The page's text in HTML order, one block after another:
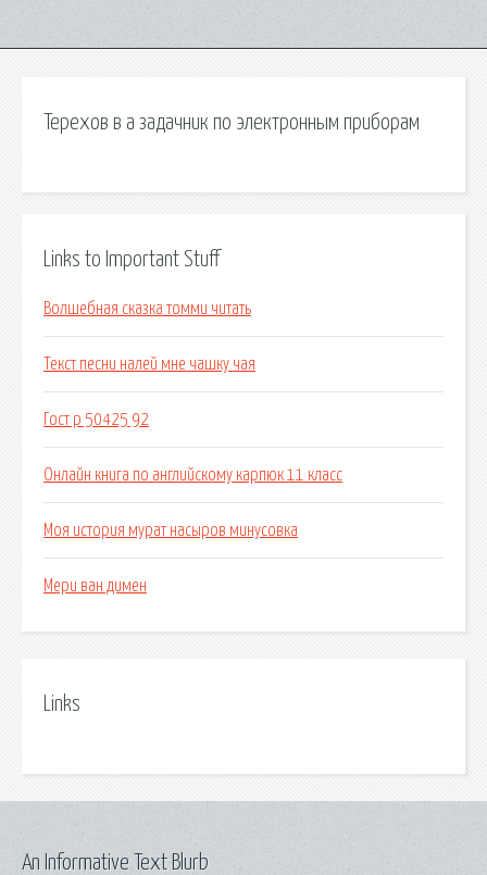
Терехов в а задачник по электронным приборам
Links to Important Stuff
Волшебная сказка томми читать
Текст песни налей мне чашку чая
Гост р 50425 92
Онлайн книга по английскому карпюк 11 класс
Моя история мурат насыров минусовка
Мери ван димен
Links
An Informative Text Blurb